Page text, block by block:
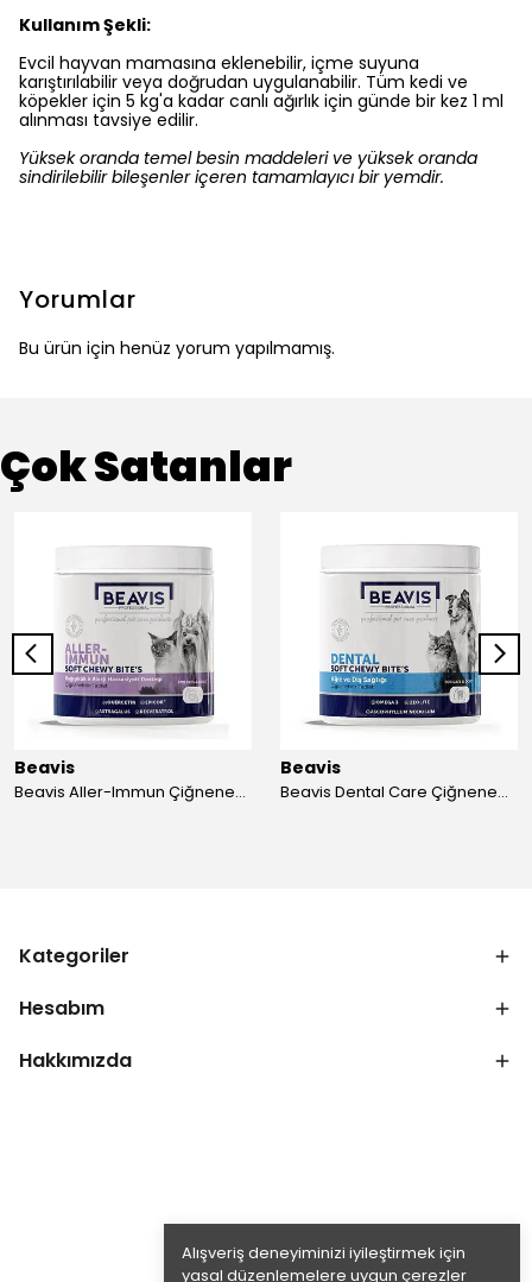
Alışveriş deneyiminizi iyileştirmek için
yasal düzenlemelere uygun çerezler
Kullanım Şekli:
Evcil hayvan mamasına eklenebilir, içme suyuna
karıştırılabilir veya doğrudan uygulanabilir. Tüm kedi ve
köpekler için 5 kg'a kadar canlı ağırlık için günde bir kez 1 ml
alınması tavsiye edilir.
Yüksek oranda temel besin maddeleri ve yüksek oranda
sindirilebilir bileşenler içeren tamamlayıcı bir yemdir.
Yorumlar
Bu ürün için henüz yorum yapılmamış.
Çok Satanlar
Beavis
Beavis Aller-Immun Çiğnenebilir Tablet 105 gr - 3 Adet
Beavis
Beavis Dental Care Çiğnenebilir Tablet 105 gr - 3 Adet
Kategoriler
Hesabım
Hakkımızda